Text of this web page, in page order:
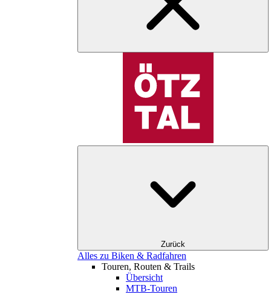
Zurück
Alles zu Biken & Radfahren
Touren, Routen & Trails
Übersicht
MTB-Touren